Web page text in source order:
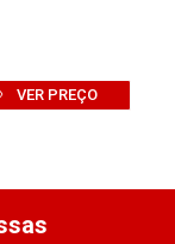
VER PREÇO